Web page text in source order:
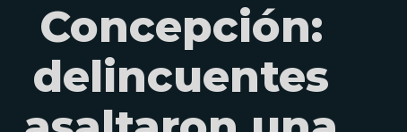
Concepción:
delincuentes